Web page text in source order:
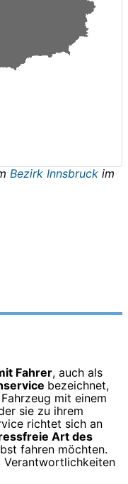
Bezirk Innsbruck im
Fahrer, auch als
bezeichnet,
mit einem
sie zu ihrem
richtet sich an
Art des
fahren möchten.
Verantwortlichkeiten